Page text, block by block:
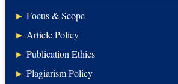
► Focus & Scope
► Article Policy
► Publication Ethics
► Plagiarism Policy